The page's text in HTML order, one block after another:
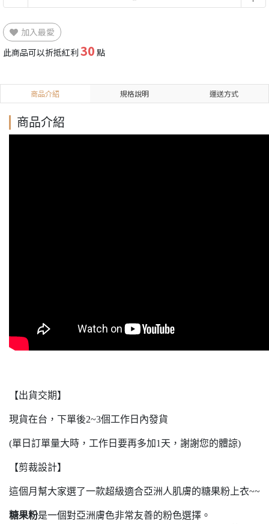
加入最愛
此商品可以折抵紅利 30 點
商品介紹 規格說明 運送方式
商品介紹
【出貨交期】
現貨在台，下單後2~3個工作日內發貨
(單日訂單量大時，工作日要再多加1天，謝謝您的體諒)
【剪裁設計】
這個月幫大家選了一款超級適合亞洲人肌膚的糖果粉上衣~~
糖果粉是一個對亞洲膚色非常友善的粉色選擇。